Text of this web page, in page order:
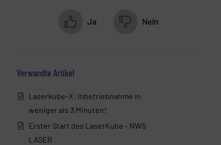
Ja Nein
Verwandte Artikel
Laserkube-X: Inbetriebnahme in
weniger als 3 Minuten!
Erster Start des LaserKube - NWS
LASER